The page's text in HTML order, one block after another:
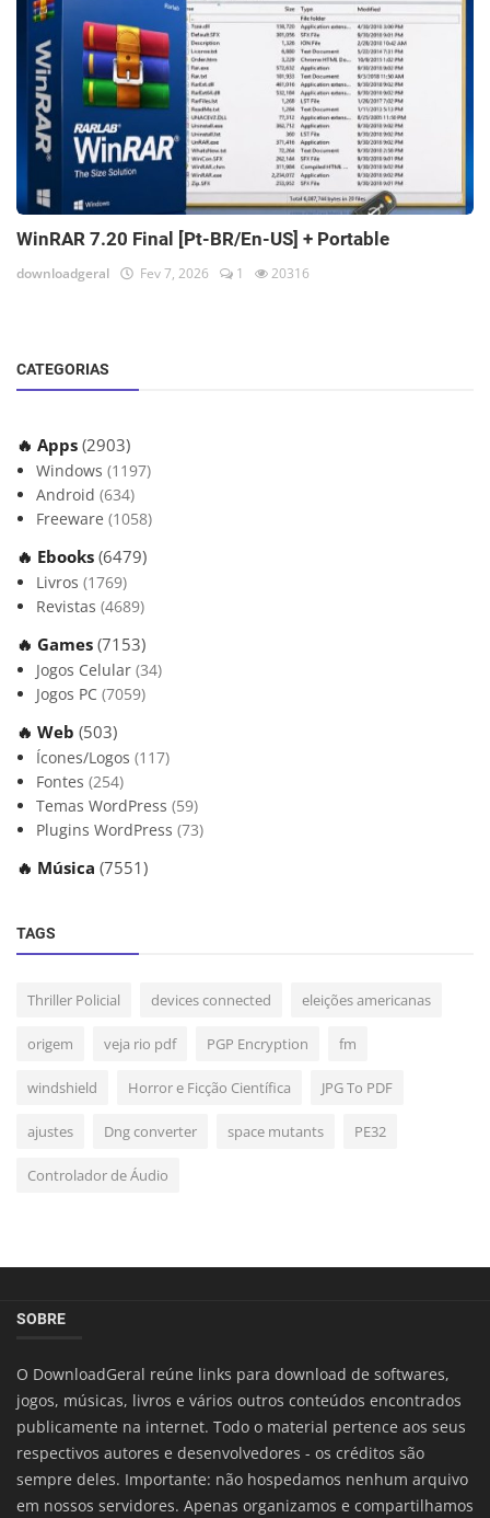
WinRAR 7.20 Final [Pt-BR/En-US] + Portable
downloadgeral Fev 7, 2026 1 20316
CATEGORIAS
🔥 Apps (2903)
Windows (1197)
Android (634)
Freeware (1058)
🔥 Ebooks (6479)
Livros (1769)
Revistas (4689)
🔥 Games (7153)
Jogos Celular (34)
Jogos PC (7059)
🔥 Web (503)
Ícones/Logos (117)
Fontes (254)
Temas WordPress (59)
Plugins WordPress (73)
🔥 Música (7551)
TAGS
Thriller Policial devices connected eleições americanas
origem veja rio pdf PGP Encryption fm
windshield Horror e Ficção Científica JPG To PDF
ajustes Dng converter space mutants PE32
Controlador de Áudio
SOBRE
O DownloadGeral reúne links para download de softwares,
jogos, músicas, livros e vários outros conteúdos encontrados
publicamente na internet. Todo o material pertence aos seus
respectivos autores e desenvolvedores - os créditos são
sempre deles. Importante: não hospedamos nenhum arquivo
em nossos servidores. Apenas organizamos e compartilhamos